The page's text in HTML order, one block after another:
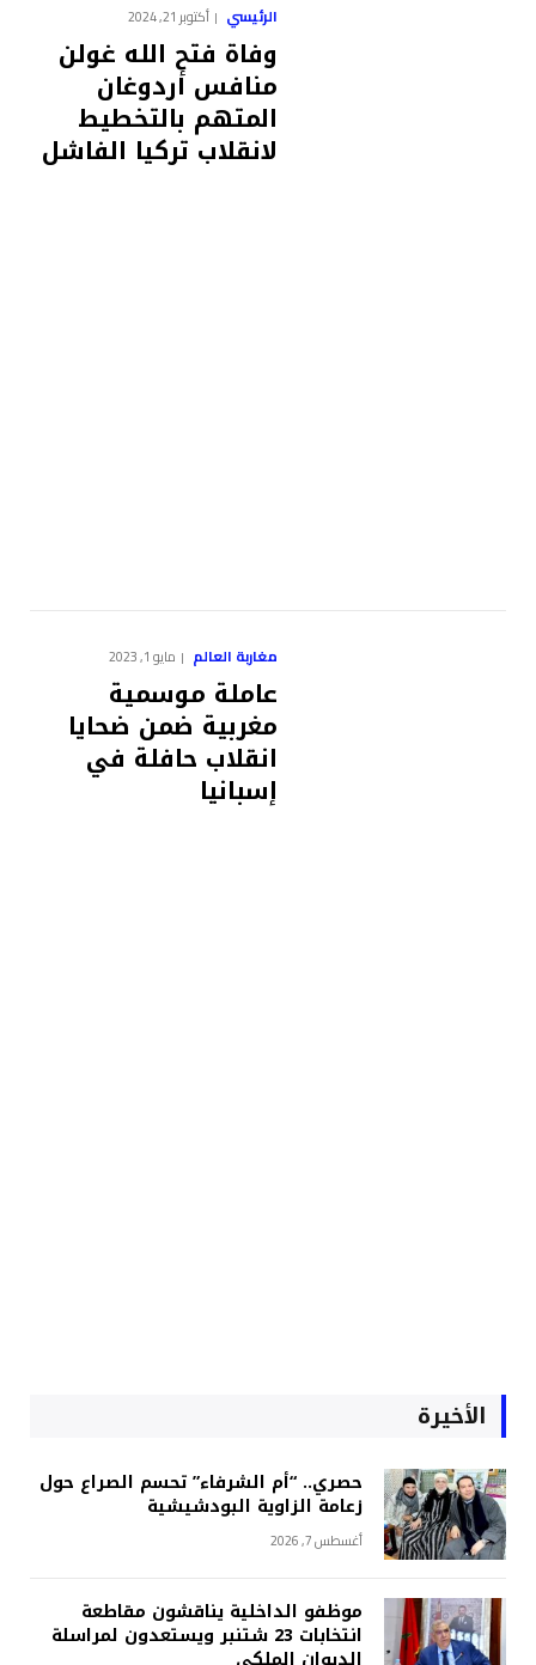
الرئيسي أكتوبر 21, 2024
وفاة فتح الله غولن
منافس أردوغان
المتهم بالتخطيط
لانقلاب تركيا الفاشل
مغاربة العالم مايو 1, 2023
عاملة موسمية
مغربية ضمن ضحايا
انقلاب حافلة في
إسبانيا
الأخيرة
حصري.. “أم الشرفاء” تحسم الصراع حول
زعامة الزاوية البودشيشية
أغسطس 7, 2026
موظفو الداخلية يناقشون مقاطعة
انتخابات 23 شتنبر ويستعدون لمراسلة